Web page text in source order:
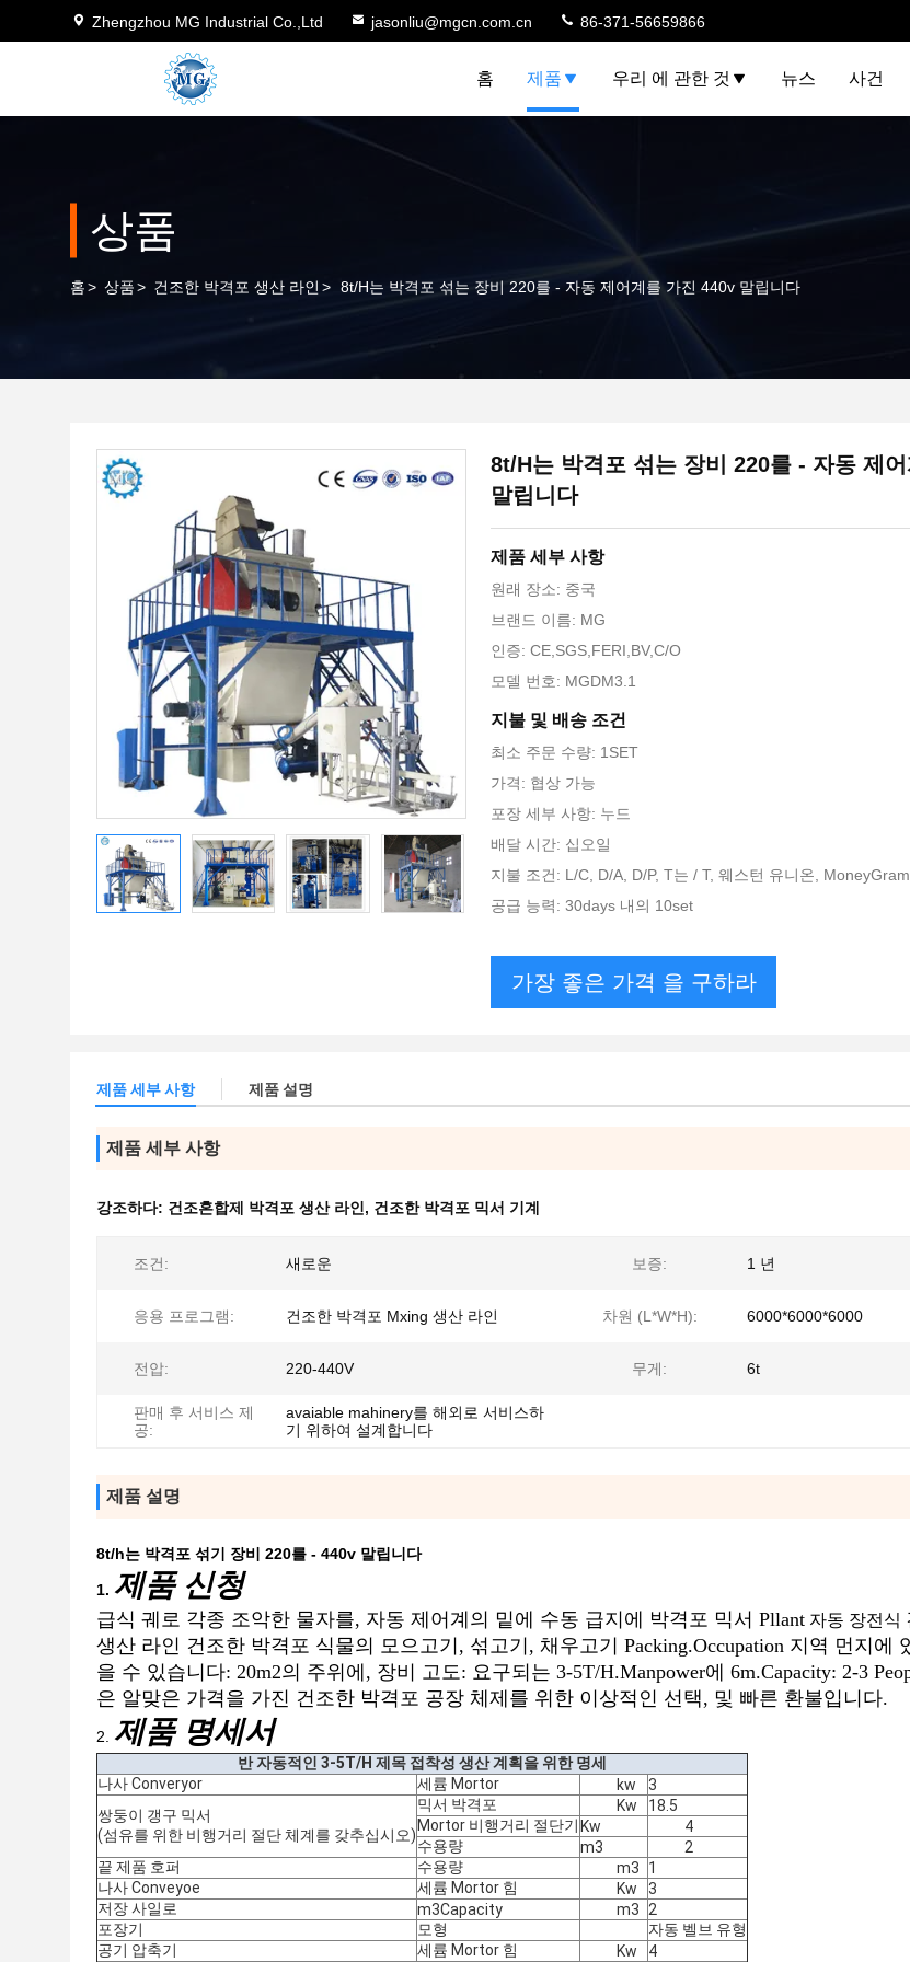
Zhengzhou MG Industrial Co.,Ltd jasonliu@mgcn.com.cn 86-371-56659866
홈 제품 우리 에 관한 것 뉴스 사건
상품
홈> 상품> 건조한 박격포 생산 라인 > 8t/H는 박격포 섞는 장비 220를 - 자동 제어계를 가진 440v 말립니다
8t/H는 박격포 섞는 장비 220를 - 자동 제
말립니다
제품 세부 사항
원래 장소: 중국
브랜드 이름: MG
인증: CE,SGS,FERI,BV,C/O
모델 번호: MGDM3.1
지불 및 배송 조건
최소 주문 수량: 1SET
가격: 협상 가능
포장 세부 사항: 누드
배달 시간: 십오일
지불 조건: L/C, D/A, D/P, T는 / T, 웨스턴 유니온, MoneyGram
공급 능력: 30days 내의 10set
가장 좋은 가격 을 구하라
제품 세부 사항 제품 설명
제품 세부 사항
강조하다: 건조혼합제 박격포 생산 라인 , 건조한 박격포 믹서 기계
조건: 새로운 보증: 1 년
응용 프로그램: 건조한 박격포 Mxing 생산 라인 차원 (L*W*H): 6000*6000*6000
전압: 220-440V 무게: 6t
판매 후 서비스 제
공:
avaiable mahinery를 해외로 서비스하
기 위하여 설계합니다
제품 설명
8t/h는 박격포 섞기 장비 220를 - 440v 말립니다
1. 제품 신청
급식 궤로 각종 조악한 물자를, 자동 제어계의 밑에 수동 급지에 박격포 믹서 Pllant 자동 장전식
생산 라인 건조한 박격포 식물의 모으고기, 섞고기, 채우고기 Packing.Occupation 지역 먼지에
을 수 있습니다: 20m2의 주위에, 장비 고도: 요구되는 3-5T/H.Manpower에 6m.Capacity: 2-3
은 알맞은 가격을 가진 건조한 박격포 공장 체제를 위한 이상적인 선택, 및 빠른 환불입니다.
2. 제품 명세서
반 자동적인 3-5T/H 제목 접착성 생산 계획을 위한 명세
나사 Converyor
세륨 Mortor kw
3
쌍둥이 갱구 믹서
(섬유를 위한 비행거리 절단 체계를 갖추십시오)
믹서 박격포 Kw
18.5
Mortor 비행거리 절단기 Kw
4
수용량
m3
2
끝 제품 호퍼
수용량 m3
1
나사 Conveyoe
세륨 Mortor 힘 Kw
3
저장 사일로
m3Capacity m3
2
포장기
모형
자동 벨브 유형
공기 압축기
세륨 Mortor 힘 Kw 4